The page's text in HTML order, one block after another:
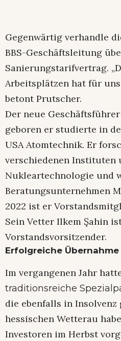
Gegenwärtig verhandle
BBS-Geschäftsleitung
Sanierungstarifvertrag.
Arbeitsplätzen hat für
betont Prutscher.
Der neue
geboren er studierte in
USA Atomtechnik. Er
verschiedenen Instituten
Nukleartechnologie und
Beratungsunternehmen
2022 ist er
Sein Vetter Ilkem Şahin
Vorstandsvorsitzender.
Erfolgreiche Übernahme
Im vergangenen Jahr
traditionsreiche
die ebenfalls in Insolvenz
hessischen Wetterau
Investoren im Herbst